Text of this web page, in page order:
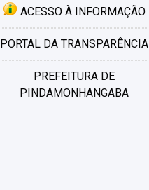
ACESSO À INFORMAÇÃO
PORTAL DA TRANSPARÊNCIA
PREFEITURA DE
PINDAMONHANGABA